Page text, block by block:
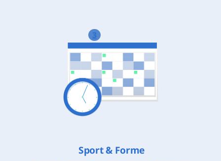
3
Sport & Forme